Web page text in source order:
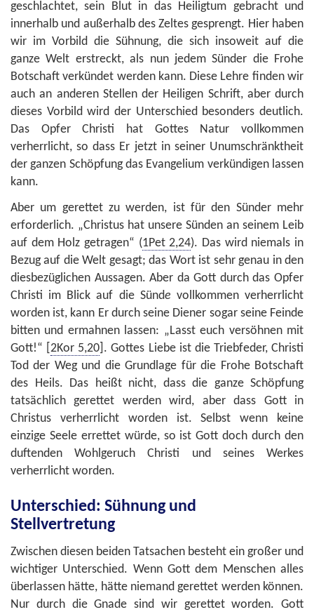
geschlachtet, sein Blut in das Heiligtum gebracht und
innerhalb und außerhalb des Zeltes gesprengt. Hier haben
wir im Vorbild die Sühnung, die sich insoweit auf die
ganze Welt erstreckt, als nun jedem Sünder die Frohe
Botschaft verkündet werden kann. Diese Lehre finden wir
auch an anderen Stellen der Heiligen Schrift, aber durch
dieses Vorbild wird der Unterschied besonders deutlich.
Das Opfer Christi hat Gottes Natur vollkommen
verherrlicht, so dass Er jetzt in seiner Unumschränktheit
der ganzen Schöpfung das Evangelium verkündigen lassen
kann.
Aber um gerettet zu werden, ist für den Sünder mehr
erforderlich. „Christus hat unsere Sünden an seinem Leib
auf dem Holz getragen“ (1Pet 2,24). Das wird niemals in
Bezug auf die Welt gesagt; das Wort ist sehr genau in den
diesbezüglichen Aussagen. Aber da Gott durch das Opfer
Christi im Blick auf die Sünde vollkommen verherrlicht
worden ist, kann Er durch seine Diener sogar seine Feinde
bitten und ermahnen lassen: „Lasst euch versöhnen mit
Gott!“ [2Kor 5,20 ]. Gottes Liebe ist die Triebfeder, Christi
Tod der Weg und die Grundlage für die Frohe Botschaft
des Heils. Das heißt nicht, dass die ganze Schöpfung
tatsächlich gerettet werden wird, aber dass Gott in
Christus verherrlicht worden ist. Selbst wenn keine
einzige Seele errettet würde, so ist Gott doch durch den
duftenden Wohlgeruch Christi und seines Werkes
verherrlicht worden.
Unterschied: Sühnung und
Stellvertretung
Zwischen diesen beiden Tatsachen besteht ein großer und
wichtiger Unterschied. Wenn Gott dem Menschen alles
überlassen hätte, hätte niemand gerettet werden können.
Nur durch die Gnade sind wir gerettet worden. Gott